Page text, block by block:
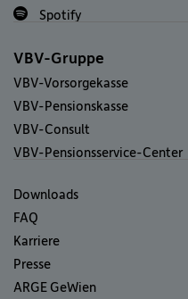
Spotify
VBV-Gruppe
VBV-Vorsorgekasse
VBV-Pensionskasse
VBV-Consult
VBV-Pensionsservice-Center
Downloads
FAQ
Karriere
Presse
ARGE GeWien